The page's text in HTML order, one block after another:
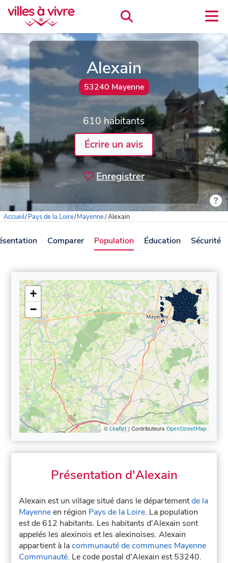
Alexain
53240 Mayenne
610 habitants
Écrire un avis
Enregistrer
Accueil/Pays de la Loire/Mayenne/Alexain
Comparer Population Éducation Sécurité
+
−
©Leaflet| Contributeurs OpenStreetMap
Présentation d'Alexain
Alexain est un village situé dans le départementde la
Mayenneen région Pays de la Loire. La population
est de 612 habitants. Les habitants d'Alexain sont
appelés les alexinois et les alexinoises. Alexain
appartient à lacommunauté de communes Mayenne
Communauté. Le code postal d'Alexain est 53240.